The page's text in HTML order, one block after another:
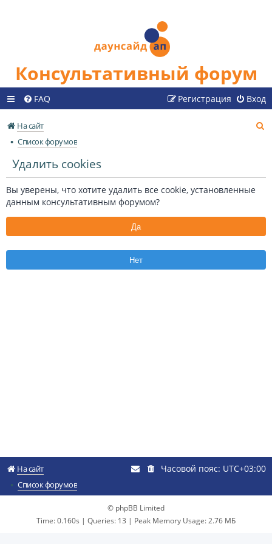
Консультативный форум
FAQ Вход
Регистрация
На сайт
Список форумов
Удалить cookies
Вы уверены, что хотите удалить все cookie, установленные
данным консультативным форумом?
На сайт
Список форумов
Часовой пояс: UTC+03:00
© phpBB Limited
Time: 0.160s | Queries: 13 | Peak Memory Usage: 2.76 МБ